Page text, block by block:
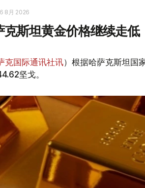
8月 2026
克斯坦黄金价格继续走低
克国际通讯社讯）根据哈萨克斯坦国
坚戈。